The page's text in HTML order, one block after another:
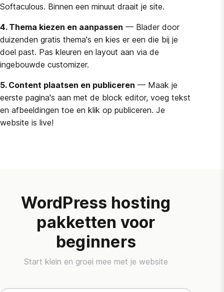
Softaculous. Binnen een minuut draait je site.
4. Thema kiezen en aanpassen — Blader door
duizenden gratis thema's en kies er een die bij je
doel past. Pas kleuren en layout aan via de
ingebouwde customizer.
5. Content plaatsen en publiceren — Maak je
eerste pagina's aan met de block editor, voeg tekst
en afbeeldingen toe en klik op publiceren. Je
website is live!
WordPress hosting
pakketten voor
beginners
Start klein en groei mee met je website